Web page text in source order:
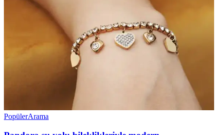
PopülerArama